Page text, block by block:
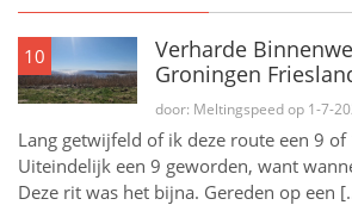
10
Verharde
Groningen
door: Meltingspeed op 1-7-
Lang getwijfeld of ik deze route een 9 of
Uiteindelijk een 9 geworden, want
Deze rit was het bijna. Gereden op een